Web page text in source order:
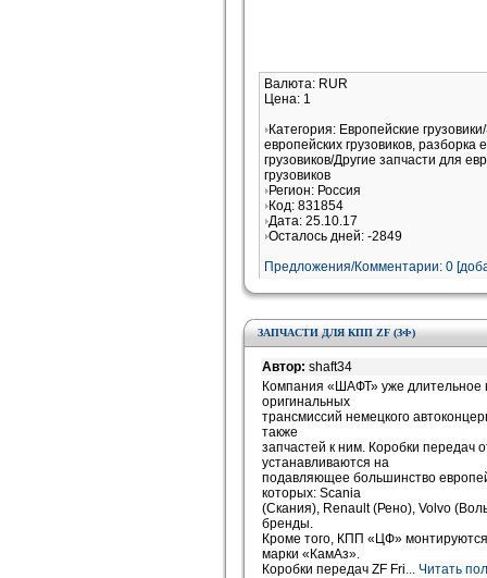
Валюта: RUR
Цена: 1
Категория: Европейские
европейских грузовиков, разборка
грузовиков/Другие запчасти для
грузовиков
Регион: Россия
Код: 831854
Дата: 25.10.17
Осталось дней: -2849
Предложения/Комментарии: 0
ЗАПЧАСТИ ДЛЯ КПП ZF (ЗФ)
Автор: shaft34
Компания «ШАФТ» уже длительное
оригинальных
трансмиссий немецкого
также
запчастей к ним. Коробки передач
устанавливаются на
подавляющее большинство
которых: Scania
(Скания), Renault (Рено), Volvo
бренды.
Кроме того, КПП «ЦФ»
марки «КамАз».
Коробки передач ZF Fri... Читать